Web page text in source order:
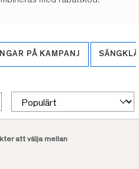
PÅ KAMPANJ
att välja mellan